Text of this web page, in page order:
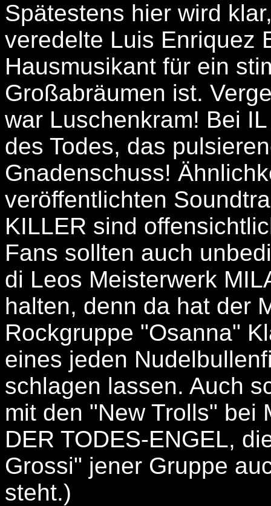
Spätestens hier wird
veredelte Luis Enriquez
Hausmusikant für ein
Großabräumen ist.
war Luschenkram! Bei
des Todes, das
Gnadenschuss!
veröffentlichten
KILLER sind
Fans sollten auch
di Leos Meisterwerk
halten, denn da hat der
Rockgruppe "Osanna"
eines jeden
schlagen lassen. Auch
mit den "New Trolls" bei
DER TODES-ENGEL,
Grossi" jener Gruppe
steht.)